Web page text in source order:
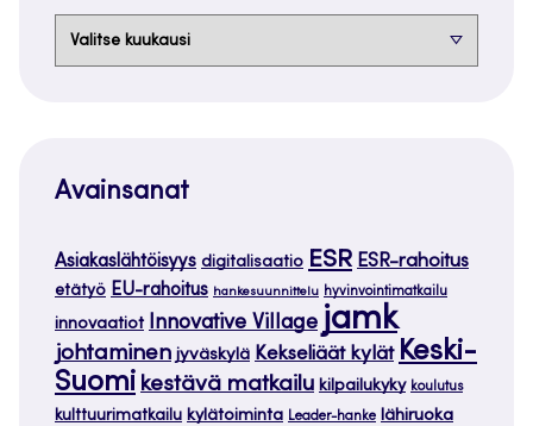
Avainsanat
Asiakaslähtöisyys digitalisaatio ESR ESR-rahoitus
etätyö EU-rahoitus hankesuunnittelu hyvinvointimatkailu
innovaatiot Innovative Village jamk
johtaminen jyväskylä Kekseliäät kylät Keski-
Suomi kestävä matkailu kilpailukyky koulutus
kulttuurimatkailu kylätoiminta Leader-hanke lähiruoka